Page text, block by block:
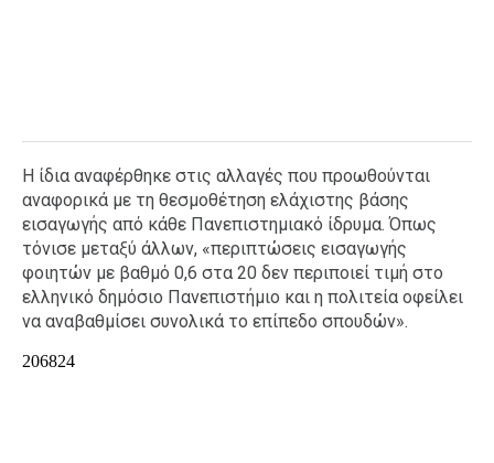
Η ίδια αναφέρθηκε στις αλλαγές που προωθούνται
αναφορικά με τη θεσμοθέτηση ελάχιστης βάσης
εισαγωγής από κάθε Πανεπιστημιακό ίδρυμα. Όπως
τόνισε μεταξύ άλλων, «περιπτώσεις εισαγωγής
φοιητών με βαθμό 0,6 στα 20 δεν περιποιεί τιμή στο
ελληνικό δημόσιο Πανεπιστήμιο και η πολιτεία οφείλει
να αναβαθμίσει συνολικά το επίπεδο σπουδών».